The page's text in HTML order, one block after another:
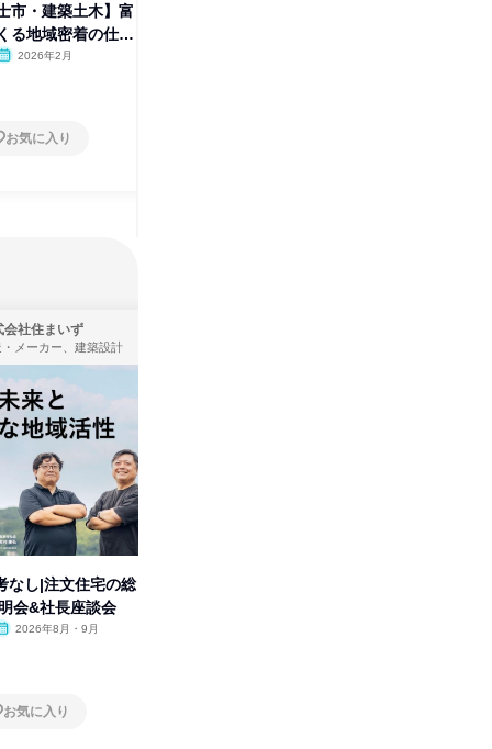
市・建築土木】富
る地域密着の仕事
2026年2月
お気に入り
会社住まいず
・メーカー、建築設計
なし|注文住宅の総
会&社長座談会
2026年8月・9月
お気に入り